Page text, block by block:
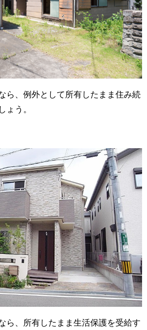
ら、例外として所有したまま住み続
ょう。
ら、所有したまま生活保護を受給す